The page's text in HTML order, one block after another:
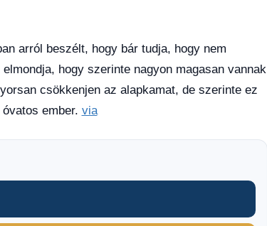
arról beszélt, hogy bár tudja, hogy nem
hogy szerinte nagyon magasan vannak
csökkenjen az alapkamat, de szerinte ez
ember. via